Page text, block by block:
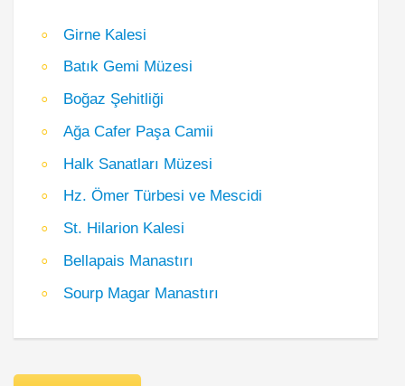
Girne Kalesi
Batık Gemi Müzesi
Boğaz Şehitliği
Ağa Cafer Paşa Camii
Halk Sanatları Müzesi
Hz. Ömer Türbesi ve Mescidi
St. Hilarion Kalesi
Bellapais Manastırı
Sourp Magar Manastırı